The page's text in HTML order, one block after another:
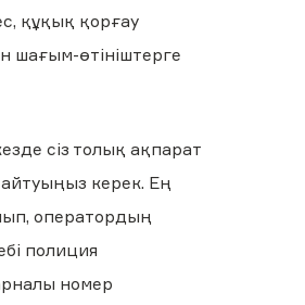
құқық қорғау
шағым-өтініштерге
сіз толық ақпарат
керек. Ең
оператордың
полиция
номер